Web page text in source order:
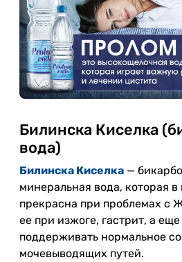
Билинска Киселка
вода)
Билинска Киселка —
минеральная вода, которая
прекрасна при проблемах с
ее при изжоге, гастрит, а еще
поддерживать нормальное
мочевыводящих путей.